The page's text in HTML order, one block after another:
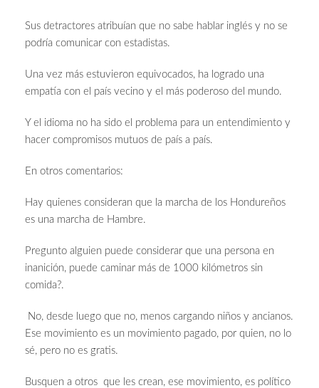
Sus detractores atribuían que no sabe hablar inglés y no se
podría comunicar con estadistas.
Una vez más estuvieron equivocados, ha logrado una
empatía con el país vecino y el más poderoso del mundo.
Y el idioma no ha sido el problema para un entendimiento y
hacer compromisos mutuos de país a país.
En otros comentarios:
Hay quienes consideran que la marcha de los Hondureños
es una marcha de Hambre.
Pregunto alguien puede considerar que una persona en
inanición, puede caminar más de 1000 kilómetros sin
comida?.
No, desde luego que no, menos cargando niños y ancianos.
Ese movimiento es un movimiento pagado, por quien, no lo
sé, pero no es gratis.
Busquen a otros que les crean, ese movimiento, es político